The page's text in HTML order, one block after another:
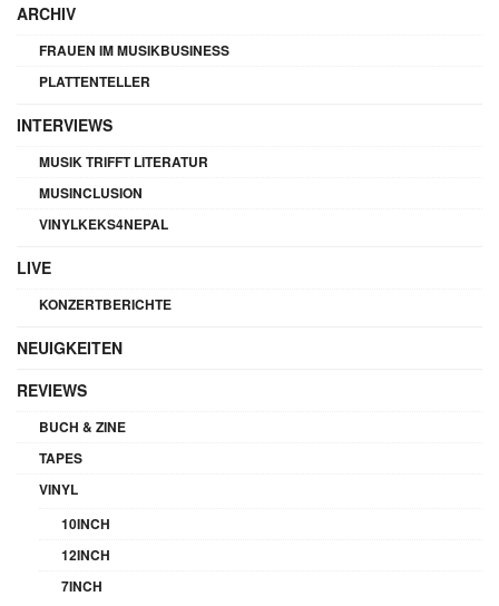
ARCHIV
FRAUEN IM MUSIKBUSINESS
PLATTENTELLER
INTERVIEWS
MUSIK TRIFFT LITERATUR
MUSINCLUSION
VINYLKEKS4NEPAL
LIVE
KONZERTBERICHTE
NEUIGKEITEN
REVIEWS
BUCH & ZINE
TAPES
VINYL
10INCH
12INCH
7INCH